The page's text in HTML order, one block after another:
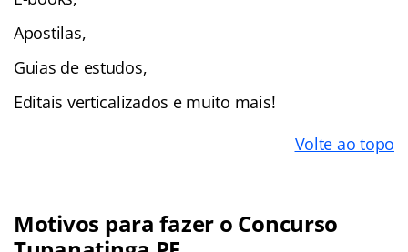
Apostilas,
Guias de estudos,
Editais verticalizados e muito mais!
Volte ao topo
Motivos para fazer o Concurso